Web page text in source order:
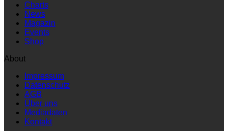
Charts
News
Magazin
Events
Shop
About
Impressum
Datenschutz
AGB
Über uns
Mediadaten
Kontakt